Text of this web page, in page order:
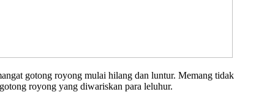
gotong royong mulai hilang dan luntur. Memang tidak
royong yang diwariskan para leluhur.